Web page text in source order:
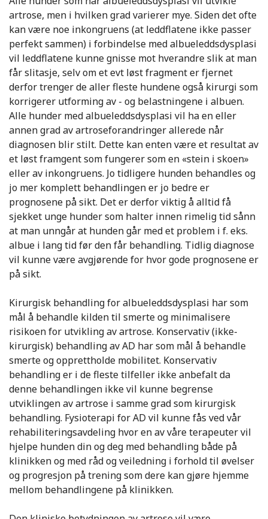
artrose, men i hvilken grad varierer mye. Siden det ofte
kan være noe inkongruens (at leddflatene ikke passer
perfekt sammen) i forbindelse med albueleddsdysplasi
vil leddflatene kunne gnisse mot hverandre slik at man
får slitasje, selv om et evt løst fragment er fjernet
derfor trenger de aller fleste hundene også kirurgi som
korrigerer utforming av - og belastningene i albuen.
Alle hunder med albueleddsdysplasi vil ha en eller
annen grad av artroseforandringer allerede når
diagnosen blir stilt. Dette kan enten være et resultat av
et løst framgent som fungerer som en «stein i skoen»
eller av inkongruens. Jo tidligere hunden behandles og
jo mer komplett behandlingen er jo bedre er
prognosene på sikt. Det er derfor viktig å alltid få
sjekket unge hunder som halter innen rimelig tid sånn
at man unngår at hunden går med et problem i f. eks.
albue i lang tid før den får behandling. Tidlig diagnose
vil kunne være avgjørende for hvor gode prognosene er
på sikt.
Kirurgisk behandling for albueleddsdysplasi har som
mål å behandle kilden til smerte og minimalisere
risikoen for utvikling av artrose. Konservativ (ikke-
kirurgisk) behandling av AD har som mål å behandle
smerte og opprettholde mobilitet. Konservativ
behandling er i de fleste tilfeller ikke anbefalt da
denne behandlingen ikke vil kunne begrense
utviklingen av artrose i samme grad som kirurgisk
behandling. Fysioterapi for AD vil kunne fås ved vår
rehabiliteringsavdeling hvor en av våre terapeuter vil
hjelpe hunden din og deg med behandling både på
klinikken og med råd og veiledning i forhold til øvelser
og progresjon på trening som dere kan gjøre hjemme
mellom behandlingene på klinikken.